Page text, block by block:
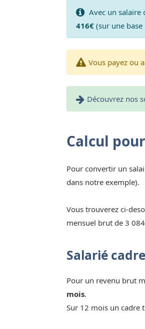
Avec un salaire
416€(sur une base
Vous payez ou
Découvrez nos
Calcul
Pour convertir un
dans notre exemple).
Vous trouverez ci-
mensuel brut de 3
Salarié cadre
Pour un revenu brut
mois.
Sur 12 mois un cadre